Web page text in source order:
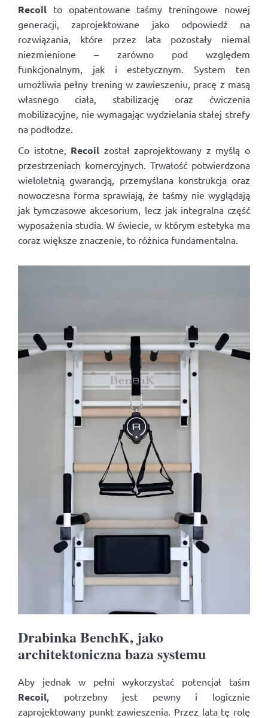
Recoil to opatentowane taśmy treningowe nowej
generacji, zaprojektowane jako odpowiedź na
rozwiązania, które przez lata pozostały niemal
niezmienione – zarówno pod względem
funkcjonalnym, jak i estetycznym. System ten
umożliwia pełny trening w zawieszeniu, pracę z masą
własnego ciała, stabilizację oraz ćwiczenia
mobilizacyjne, nie wymagając wydzielania stałej strefy
na podłodze.
Co istotne, Recoil został zaprojektowany z myślą o
przestrzeniach komercyjnych. Trwałość potwierdzona
wieloletnią gwarancją, przemyślana konstrukcja oraz
nowoczesna forma sprawiają, że taśmy nie wyglądają
jak tymczasowe akcesorium, lecz jak integralna część
wyposażenia studia. W świecie, w którym estetyka ma
coraz większe znaczenie, to różnica fundamentalna.
Drabinka BenchK, jako
architektoniczna baza systemu
Aby jednak w pełni wykorzystać potencjał taśm
Recoil , potrzebny jest pewny i logicznie
zaprojektowany punkt zawieszenia. Przez lata tę rolę